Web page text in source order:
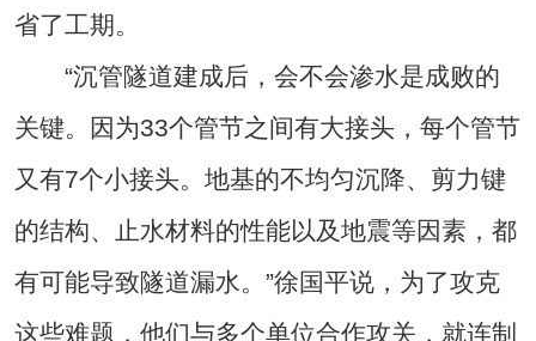
省了工期。
“沉管隧道建成后，会不会渗水是成败的
关键。因为33个管节之间有大接头，每个管节
又有7个小接头。地基的不均匀沉降、剪力键
的结构、止水材料的性能以及地震等因素，都
有可能导致隧道漏水。”徐国平说，为了攻克
这些难题，他们与多个单位合作攻关，就连制